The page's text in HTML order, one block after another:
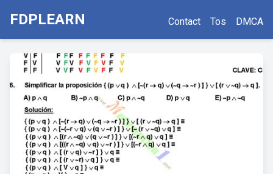
FDPLEARN Contact Tos DMCA